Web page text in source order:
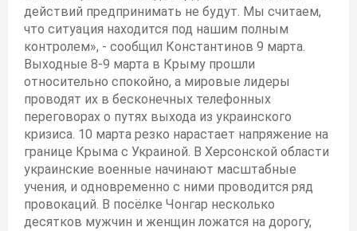
действий предпринимать не будут. Мы считаем,
что ситуация находится под нашим полным
контролем», - сообщил Константинов 9 марта.
Выходные 8-9 марта в Крыму прошли
относительно спокойно, а мировые лидеры
проводят их в бесконечных телефонных
переговорах о путях выхода из украинского
кризиса. 10 марта резко нарастает напряжение на
границе Крыма с Украиной. В Херсонской области
украинские военные начинают масштабные
учения, и одновременно с ними проводится ряд
провокаций. В посёлке Чонгар несколько
десятков мужчин и женщин ложатся на дорогу,